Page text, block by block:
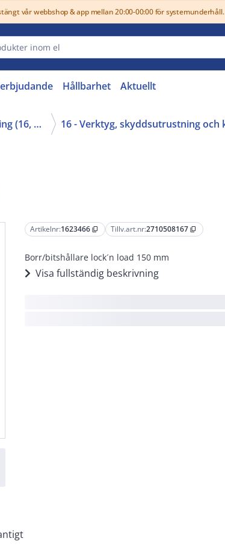
vår webbshop & app mellan 20:00-00:00 för systemunderhåll.
Hållbarhet Aktuellt
Verktyg, mätinstrument, skyddsutrustning (16, 42)
Artikelnr:1623466 content_copy Tillv.art.nr:2710508167 content_copy
Borr/bitshållare lock´n load 150 mm
Visa fullständig beskrivning